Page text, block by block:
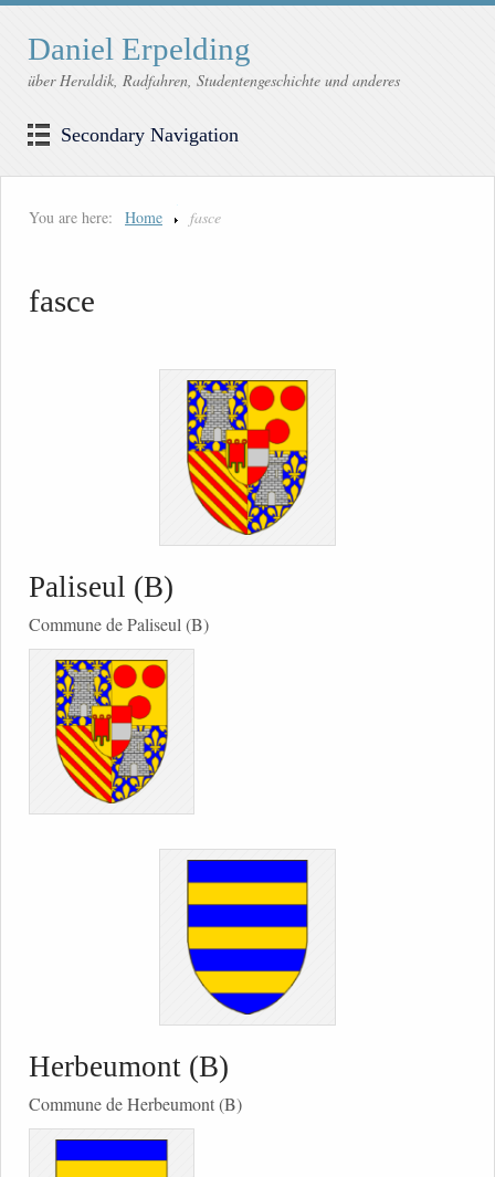
Daniel Erpelding
über Heraldik, Radfahren, Studentengeschichte und anderes
Secondary Navigation
You are here: Home fasce
fasce
Paliseul (B)
Commune de Paliseul (B)
Herbeumont (B)
Commune de Herbeumont (B)